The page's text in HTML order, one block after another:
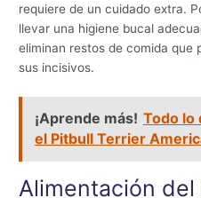
requiere de un cuidado extra.
llevar una higiene bucal
eliminan restos de comida que
sus incisivos.
¡Aprende más! Todo lo
el Pitbull Terrier
Alimentación del